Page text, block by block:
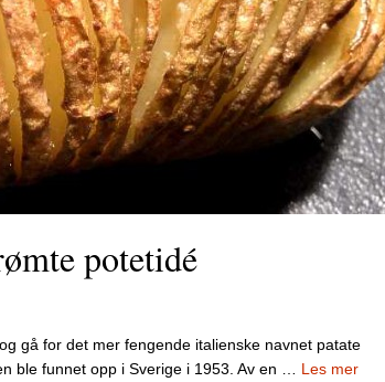
potetidé
gå for det mer fengende italienske navnet patate
ble funnet opp i Sverige i 1953. Av en … Les mer